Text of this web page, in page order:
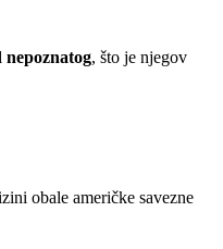
nepoznatog, što je njegov
obale američke savezne